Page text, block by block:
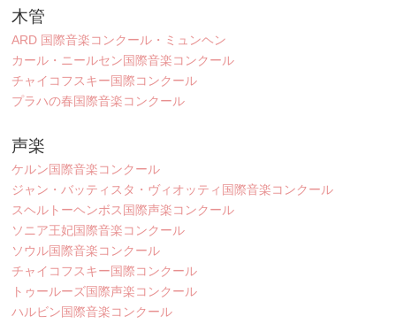
木管
ARD 国際音楽コンクール・ミュンヘン
カール・ニールセン国際音楽コンクール
チャイコフスキー国際コンクール
プラハの春国際音楽コンクール
声楽
ケルン国際音楽コンクール
ジャン・バッティスタ・ヴィオッティ国際音楽コンクール
スヘルトーヘンボス国際声楽コンクール
ソニア王妃国際音楽コンクール
ソウル国際音楽コンクール
チャイコフスキー国際コンクール
トゥールーズ国際声楽コンクール
ハルビン国際音楽コンクール